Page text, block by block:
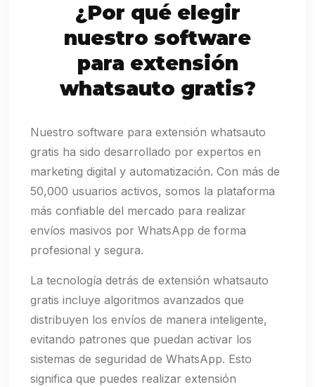
¿Por qué elegir
nuestro software
para extensión
whatsauto gratis?
Nuestro software para extensión whatsauto
gratis ha sido desarrollado por expertos en
marketing digital y automatización. Con más de
50,000 usuarios activos, somos la plataforma
más confiable del mercado para realizar
envíos masivos por WhatsApp de forma
profesional y segura.
La tecnología detrás de extensión whatsauto
gratis incluye algoritmos avanzados que
distribuyen los envíos de manera inteligente,
evitando patrones que puedan activar los
sistemas de seguridad de WhatsApp. Esto
significa que puedes realizar extensión